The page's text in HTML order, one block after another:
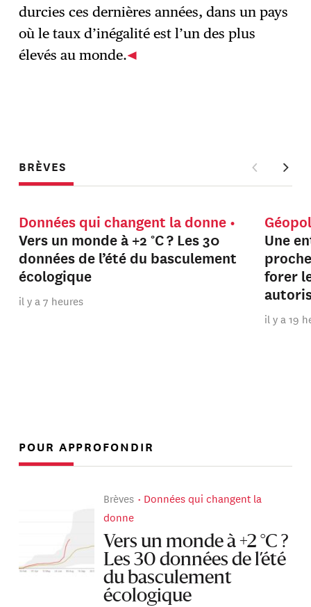
durcies ces dernières années, dans un pays
où le taux d’inégalité est l’un des plus
élevés au monde.
BRÈVES
Données qui changent la donne
Vers un monde à +2 °C ? Les 30
données de l’été du basculement
écologique
il y a 7 heures
Une
forer
il y a 19
POUR APPROFONDIR
Brèves
Données qui changent la
donne
Vers un monde à +2 °C ?
Les 30 données de l’été
du basculement
écologique